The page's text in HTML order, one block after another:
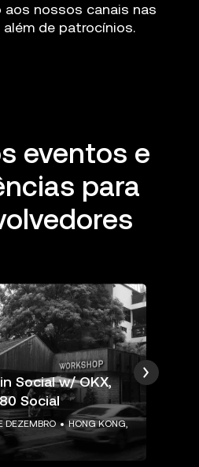
aos nossos canais nas
de patrocínios.
eventos e
para
Social w/ OKX,
Social
DEZEMBRO
HONG KONG,